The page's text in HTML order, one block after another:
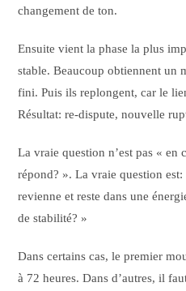
changement de ton.
Ensuite vient la phase la plus
stable. Beaucoup obtiennent un
fini. Puis ils replongent, car le
Résultat: re-dispute, nouvelle
La vraie question n’est pas « en
répond? ». La vraie question
revienne et reste dans une
de stabilité? »
Dans certains cas, le premier
à 72 heures. Dans d’autres, il